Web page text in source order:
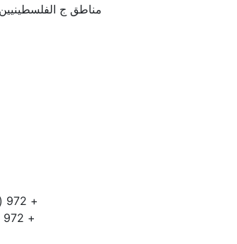
مناطق ج
+ 972 (0)2 296 04 46
+ 972 (0)2 297 01 36